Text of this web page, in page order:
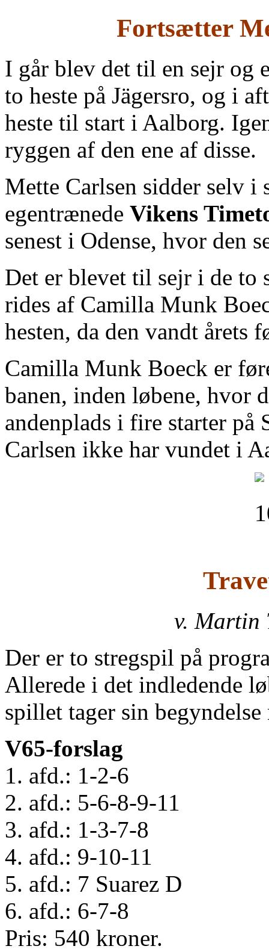
Fortsætter
I går blev det til en sejr og
to heste på Jägersro, og i
heste til start i Aalborg.
ryggen af den ene af disse.
Mette Carlsen sidder selv i
egentrænede Vikens
senest i Odense, hvor den
Det er blevet til sejr i de to
rides af Camilla Munk
hesten, da den vandt årets
Camilla Munk Boeck er
banen, inden løbene, hvor
andenplads i fire starter på
Carlsen ikke har vundet i
v. Martin
Der er to stregspil på
Allerede i det indledende
spillet tager sin
V65-forslag
1. afd.: 1-2-6
2. afd.: 5-6-8-9-11
3. afd.: 1-3-7-8
4. afd.: 9-10-11
5. afd.: 7 Suarez D
6. afd.: 6-7-8
Pris: 540 kroner.